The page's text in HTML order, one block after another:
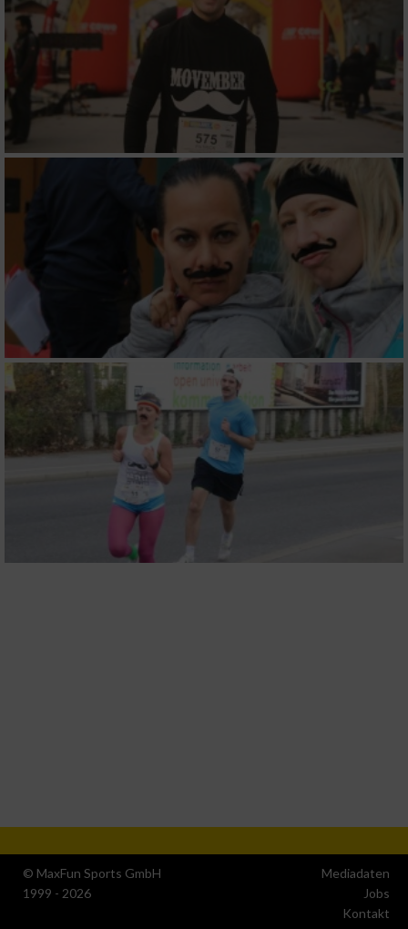
© MaxFun Sports GmbH
1999 - 2026
Mediadaten
Jobs
Kontakt